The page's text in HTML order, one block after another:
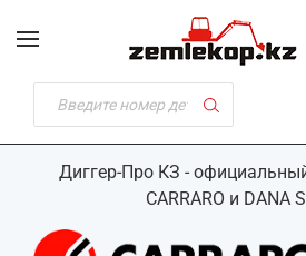
Диггер-Про КЗ -
CARRARO и DANA